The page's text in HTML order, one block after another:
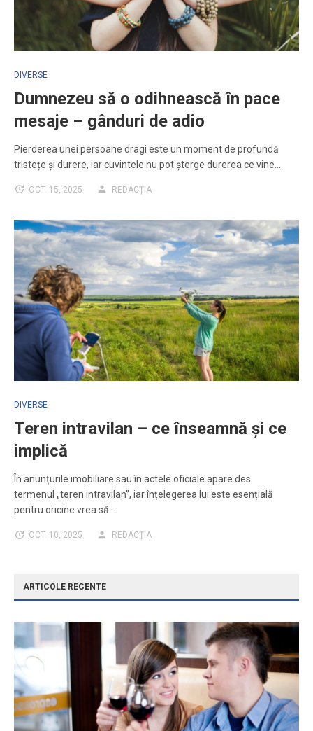
DIVERSE
Dumnezeu să o odihnească în pace
mesaje – gânduri de adio
Pierderea unei persoane dragi este un moment de profundă
tristețe și durere, iar cuvintele nu pot șterge durerea ce vine…
OCT. 15, 2025 REDACȚIA
DIVERSE
Teren intravilan – ce înseamnă și ce
implică
În anunțurile imobiliare sau în actele oficiale apare des
termenul „teren intravilan”, iar înțelegerea lui este esențială
pentru oricine vrea să…
OCT. 10, 2025 REDACȚIA
ARTICOLE RECENTE